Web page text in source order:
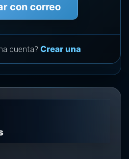
con correo
cuenta? Crear una